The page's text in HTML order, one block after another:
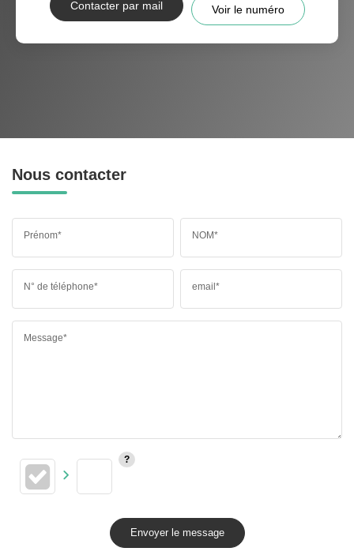
Contacter par mail Voir le numéro
Nous contacter
Prénom* NOM*
N° de téléphone* email*
Message*
Envoyer le message